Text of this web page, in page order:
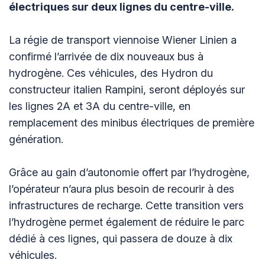
électriques sur deux lignes du centre-ville.
La régie de transport viennoise Wiener Linien a
confirmé l’arrivée de dix nouveaux bus à
hydrogène. Ces véhicules, des Hydron du
constructeur italien Rampini, seront déployés sur
les lignes 2A et 3A du centre-ville, en
remplacement des minibus électriques de première
génération.
Grâce au gain d’autonomie offert par l’hydrogène,
l’opérateur n’aura plus besoin de recourir à des
infrastructures de recharge. Cette transition vers
l’hydrogène permet également de réduire le parc
dédié à ces lignes, qui passera de douze à dix
véhicules.